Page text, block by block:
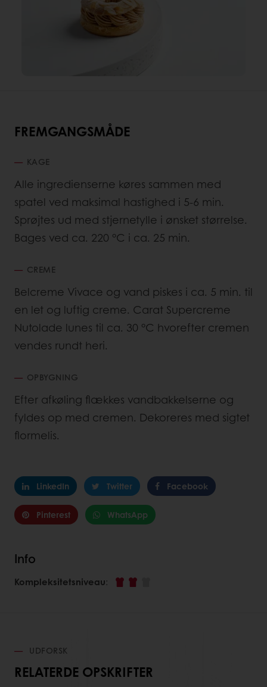
FREMGANGSMÅDE
KAGE
Alle ingredienserne køres sammen med
spatel ved maksimal hastighed i 5-6 min.
Sprøjtes ud med stjernetylle i ønsket størrelse.
Bages ved ca. 220 °C i ca. 25 min.
CREME
Belcreme Vivace og vand piskes i ca. 5 min. til
en let og luftig creme. Carat Supercreme
Nutolade lunes til ca. 30 °C hvorefter cremen
vendes rundt heri.
OPBYGNING
Efter afkøling flækkes vandbakkelserne og
fyldes op med cremen. Dekoreres med sigtet
flormelis.
LinkedIn Twitter Facebook
Pinterest WhatsApp
Info
Kompleksitetsniveau:
UDFORSK
RELATERDE OPSKRIFTER